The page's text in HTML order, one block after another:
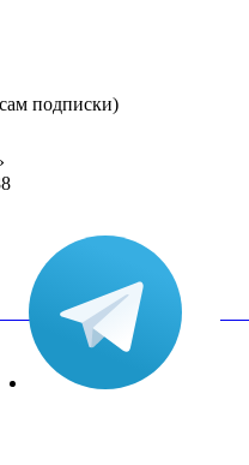
подписки)